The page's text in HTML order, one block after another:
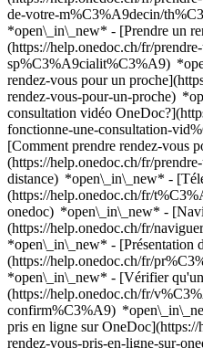
de-votre-m%C3%A9decin/
*open\_in\_new* - [Prendre un
(https://help.onedoc.ch/fr/
sp%C3%A9cialit%C3%A9)
rendez-vous pour un
rendez-vous-pour-un-proche)
consultation vidéo
fonctionne-une-consultation-
[Comment prendre rendez-vous
(https://help.onedoc.ch/fr/
distance) *open\_in\_new* -
(https://help.onedoc.ch/fr/
onedoc) *open\_in\_new* -
(https://help.onedoc.ch/fr/
*open\_in\_new* - [Présentation
(https://help.onedoc.ch/fr/
*open\_in\_new* - [Vérifier
(https://help.onedoc.ch/fr/
confirm%C3%A9)
pris en ligne sur
rendez-vous-pris-en-ligne-sur-